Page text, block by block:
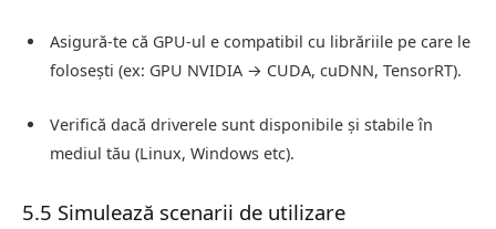
Asigură-te că GPU-ul e compatibil cu librăriile pe care le
folosești (ex: GPU NVIDIA → CUDA, cuDNN, TensorRT).
Verifică dacă driverele sunt disponibile și stabile în
mediul tău (Linux, Windows etc).
5.5 Simulează scenarii de utilizare